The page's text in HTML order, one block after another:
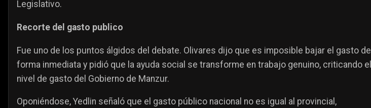
Legislativo.
Recorte del gasto publico
Fue uno de los puntos álgidos del debate. Olivares dijo que es imposible bajar el gasto de
forma inmediata y pidió que la ayuda social se transforme en trabajo genuino, criticando el
nivel de gasto del Gobierno de Manzur.
Oponiéndose, Yedlin señaló que el gasto público nacional no es igual al provincial,